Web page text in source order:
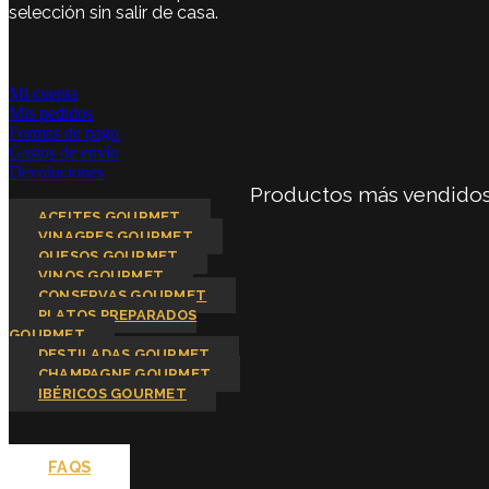
selección sin salir de casa.
Mi cuenta
Mis pedidos
Formas de pago
Gastos de envío
Devoluciones
Productos más
ACEITES GOURMET
VINAGRES GOURMET
QUESOS GOURMET
VINOS GOURMET
CONSERVAS GOURMET
PLATOS PREPARADOS
GOURMET
DESTILADAS GOURMET
CHAMPAGNE GOURMET
IBÉRICOS GOURMET
FAQS